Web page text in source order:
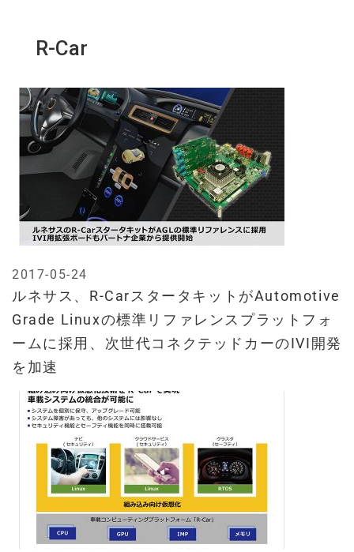
R-Car
ルネサス、R-CarスタータキットがAutomotive
Grade Linuxの標準リファレンスプラットフォ
ームに採用、次世代コネクテッドカーのIVI開発
を加速
2017-05-24